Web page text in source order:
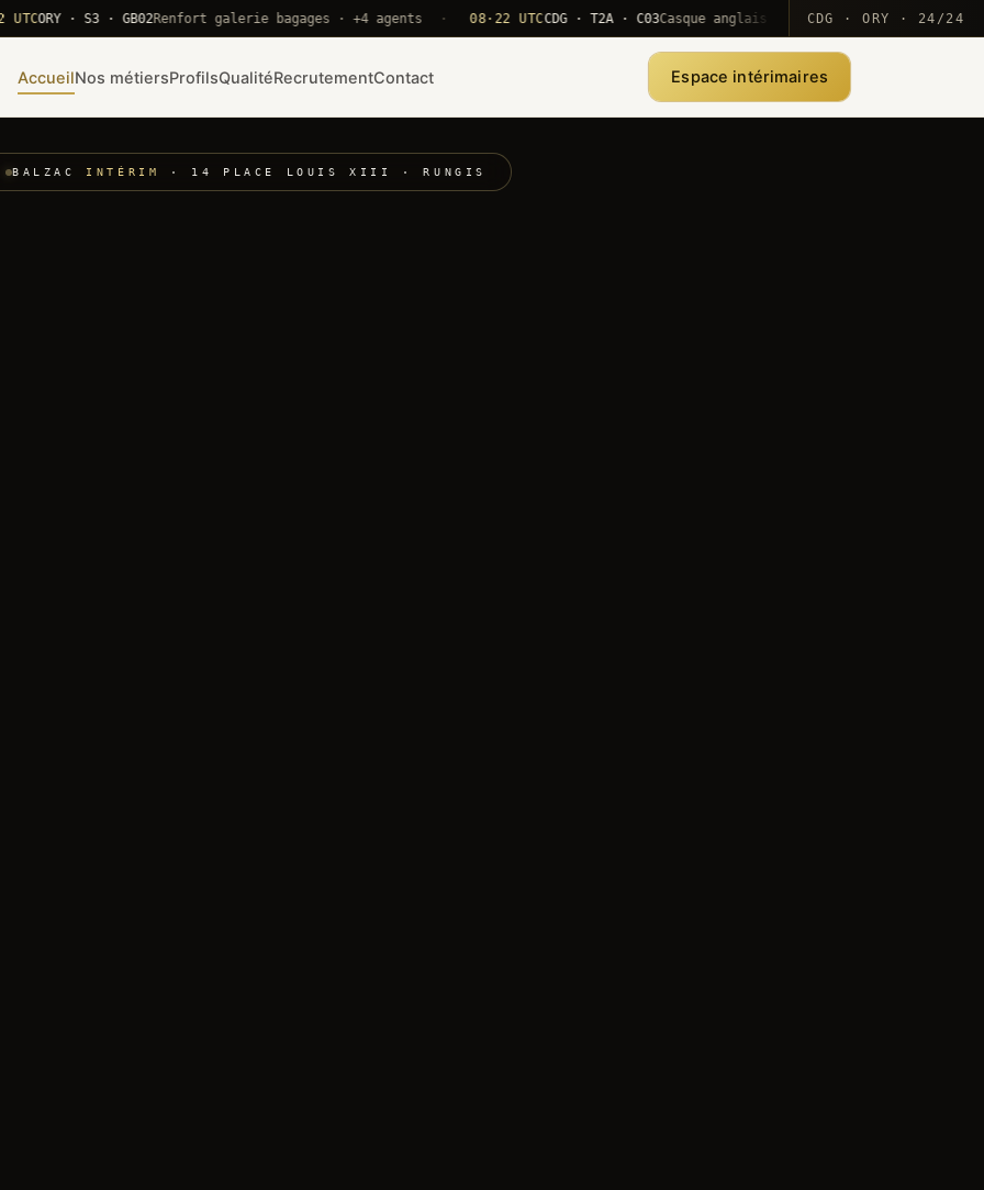
· S3 · GB02Renfort galerie bagages · +4 agents · 08·22 UTCCDG · T2A · C03 Casque anglais positionné · rotation MEA ·
CDG · ORY · 24/24
AccueilNos métiersProfilsQualitéRecrutementContact Espace intérimaires
BALZAC INTÉRIM · 14 PLACE LOUIS XIII · RUNGIS